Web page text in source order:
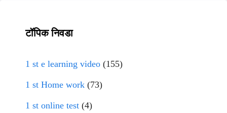
टॉपिक निवडा
1 st e learning video (155)
1 st Home work (73)
1 st online test (4)